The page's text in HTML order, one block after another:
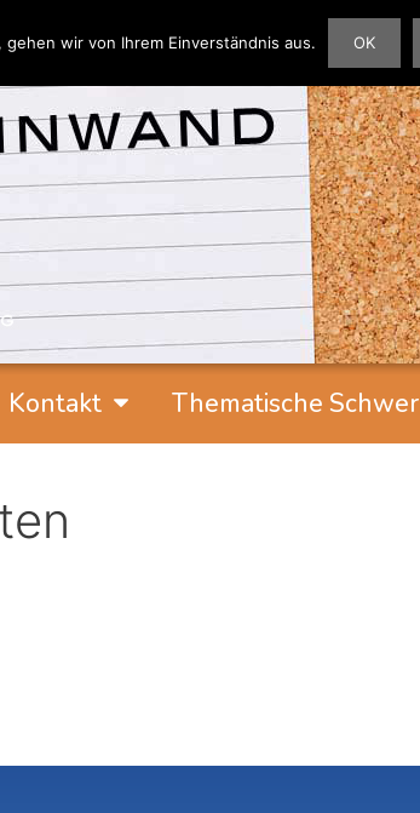
Kontakt Thematische
wir von Ihrem Einverständnis aus. OK